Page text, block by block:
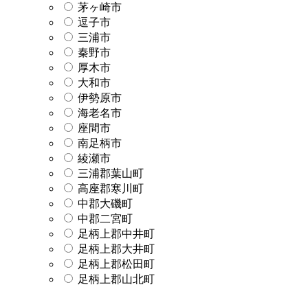
茅ヶ崎市
逗子市
三浦市
秦野市
厚木市
大和市
伊勢原市
海老名市
座間市
南足柄市
綾瀬市
三浦郡葉山町
高座郡寒川町
中郡大磯町
中郡二宮町
足柄上郡中井町
足柄上郡大井町
足柄上郡松田町
足柄上郡山北町